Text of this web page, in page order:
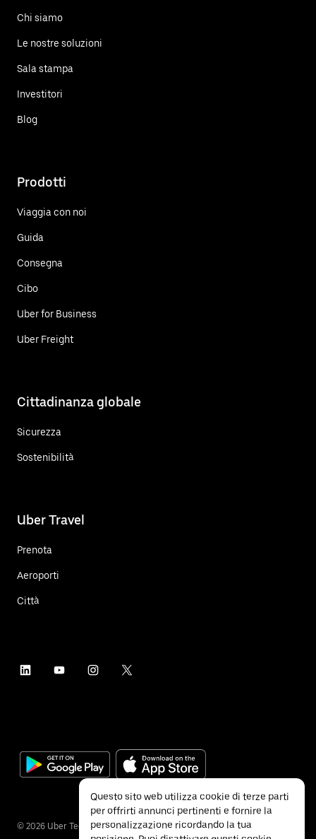
Chi siamo
Le nostre soluzioni
Sala stampa
Investitori
Blog
Prodotti
Viaggia con noi
Guida
Consegna
Cibo
Uber for Business
Uber Freight
Cittadinanza globale
Sicurezza
Sostenibilità
Uber Travel
Prenota
Aeroporti
Città
© 2026 Uber Technologies Inc.
Questo sito web utilizza cookie di terze parti
per offrirti annunci pertinenti e fornire la
personalizzazione ricordando la tua